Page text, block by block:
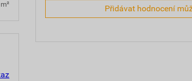
Přidávat hodnocení